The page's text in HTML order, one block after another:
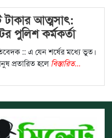
টাকার আত্মসাৎ:
পুলিশ কর্মকর্তা
:: এ যেন শর্ষের মধ্যে ভুত।
প্রতারিত হলেবিস্তারিত...